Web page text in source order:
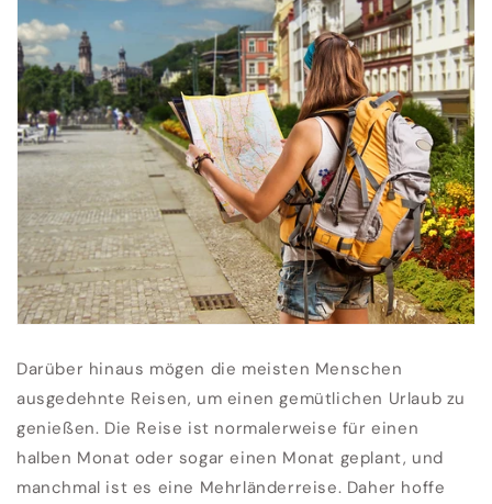
Darüber hinaus mögen die meisten Menschen
ausgedehnte Reisen, um einen gemütlichen Urlaub zu
genießen. Die Reise ist normalerweise für einen
halben Monat oder sogar einen Monat geplant, und
manchmal ist es eine Mehrländerreise. Daher hoffe